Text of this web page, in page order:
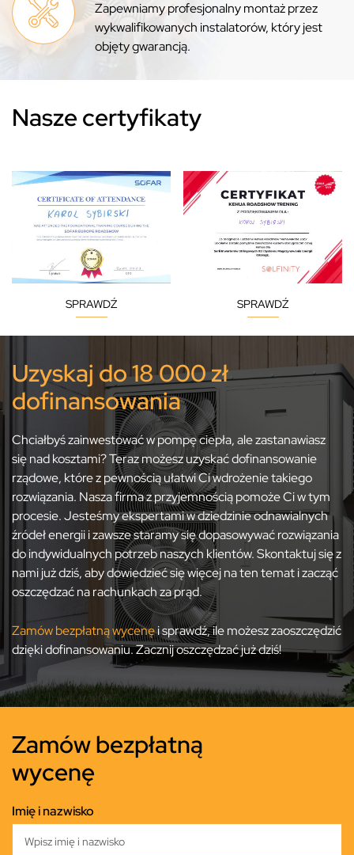
Zapewniamy profesjonalny montaż przez
wykwalifikowanych instalatorów, który jest
objęty gwarancją.
Nasze certyfikaty
SPRAWDŹ SPRAWDŹ
Uzyskaj do 18 000 zł
dofinansowania
Chciałbyś zainwestować w pompę ciepła, ale zastanawiasz
się nad kosztami? Teraz możesz uzyskać dofinansowanie
rządowe, które z pewnością ułatwi Ci wdrożenie takiego
rozwiązania. Nasza firma z przyjemnością pomoże Ci w tym
procesie. Jesteśmy ekspertami w dziedzinie odnawialnych
źródeł energii i zawsze staramy się dopasowywać rozwiązania
do indywidualnych potrzeb naszych klientów. Skontaktuj się z
nami już dziś, aby dowiedzieć się więcej na ten temat i zacząć
oszczędzać na rachunkach za prąd.
Zamów bezpłatną wycenęi sprawdź, ile możesz zaoszczędzić
dzięki dofinansowaniu. Zacznij oszczędzać już dziś!
Zamów bezpłatną
wycenę
Imię i nazwisko